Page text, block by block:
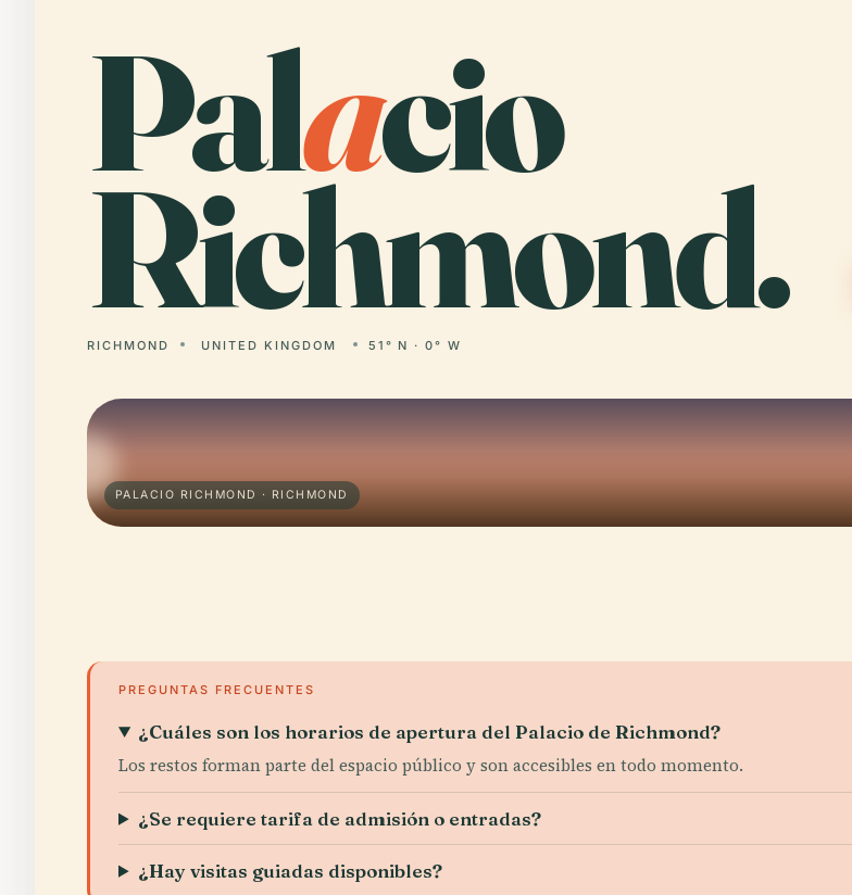
Palacio
Richmond.
RICHMOND UNITED KINGDOM 51° N · 0° W
PALACIO RICHMOND · RICHMOND
PREGUNTAS FRECUENTES
¿Cuáles son los horarios de apertura del Palacio de Richmond?
Los restos forman parte del espacio público y son accesibles en todo momento.
¿Se requiere tarifa de admisión o entradas?
¿Hay visitas guiadas disponibles?